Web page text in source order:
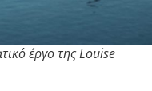
έργο της Louise